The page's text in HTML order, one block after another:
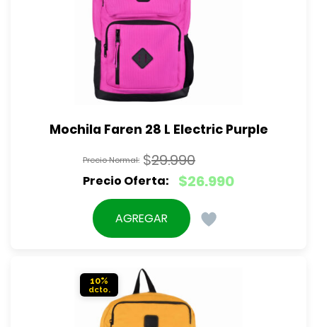
Mochila Faren 28 L Electric Purple
$29.990
El
precio
original
$26.990
El
precio
actual
AGREGAR
10%